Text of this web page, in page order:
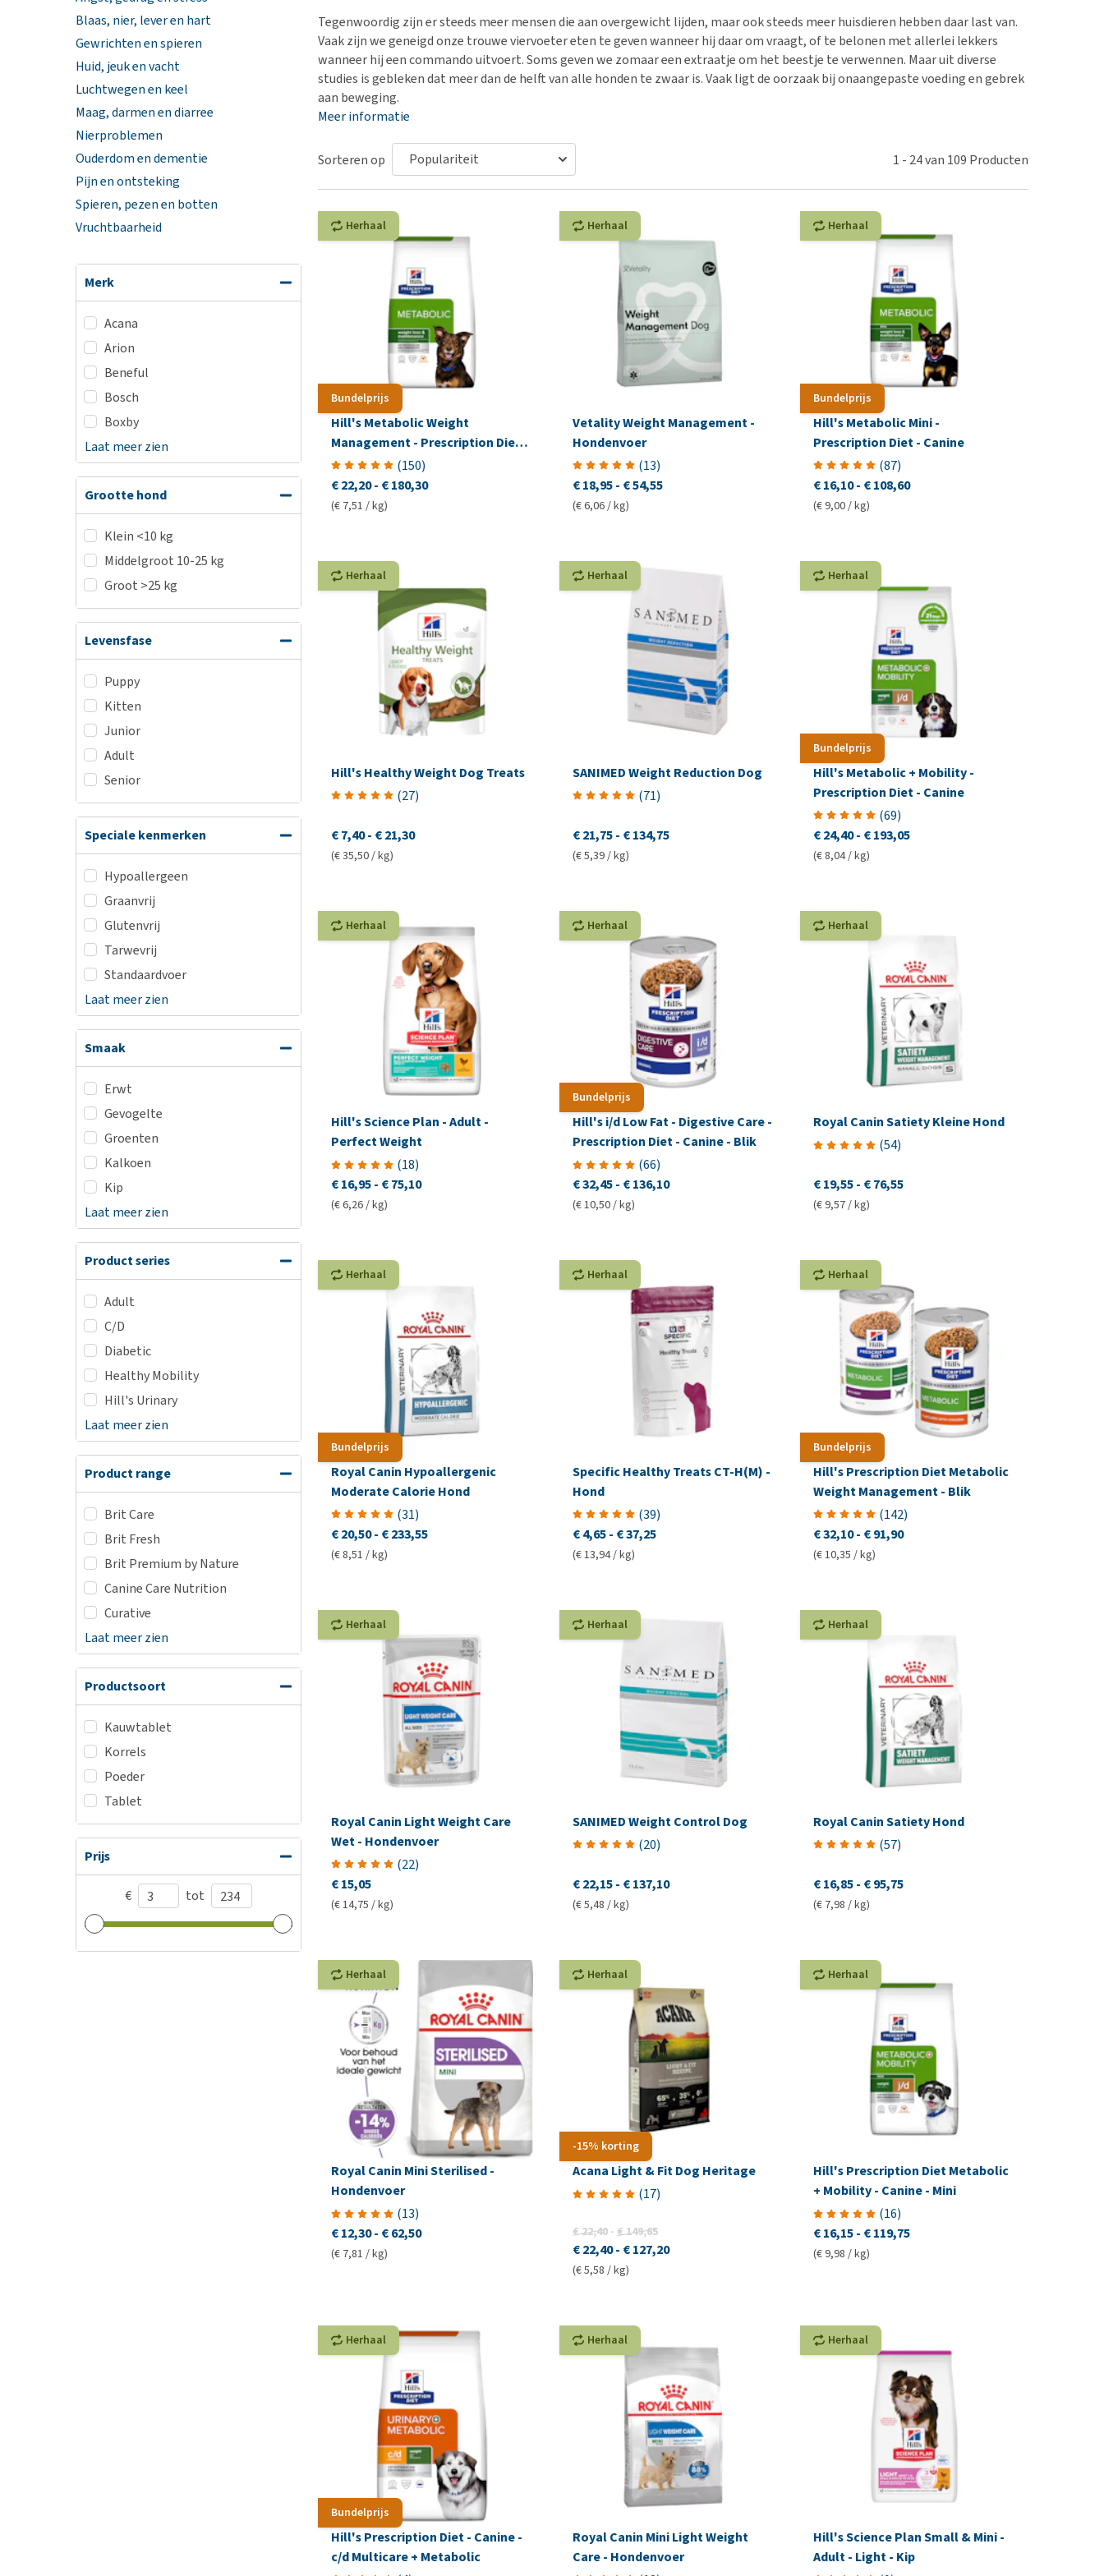
Biologisch hondenvoer
Vegan hondenvoer
Bekijk alles
Bench
Op reis en onderweg
Puppy benodigdheden
Bekijk alles
Ouderdom en dementie
Overgewicht en conditie
Spieren, pezen en botten
Blaas, nier, lever en hart
Gewrichten en spieren
Huid, jeuk en vacht
Luchtwegen en keel
Maag, darmen en diarree
Nierproblemen
Ouderdom en dementie
Pijn en ontsteking
Spieren, pezen en botten
Vruchtbaarheid
Merk
Acana
Arion
Beneful
Bosch
Boxby
Laat meer zien
Grootte hond
Klein <10 kg
Middelgroot 10-25 kg
Groot >25 kg
Levensfase
Puppy
Kitten
Junior
Adult
Senior
Speciale kenmerken
Hypoallergeen
Graanvrij
Glutenvrij
Tarwevrij
Standaardvoer
Laat meer zien
Smaak
Erwt
Gevogelte
Groenten
Kalkoen
Kip
Laat meer zien
Product series
Adult
C/D
Diabetic
Healthy Mobility
Hill's Urinary
Laat meer zien
Product range
Brit Care
Brit Fresh
Brit Premium by Nature
Canine Care Nutrition
Curative
Laat meer zien
Productsoort
Kauwtablet
Korrels
Poeder
Tablet
Prijs
€ tot
Tegenwoordig zijn er steeds meer mensen die aan overgewicht lijden, maar ook steeds meer huisdieren hebben daar last van.
Vaak zijn we geneigd onze trouwe viervoeter eten te geven wanneer hij daar om vraagt, of te belonen met allerlei lekkers
wanneer hij een commando uitvoert. Soms geven we zomaar een extraatje om het beestje te verwennen. Maar uit diverse
studies is gebleken dat meer dan de helft van alle honden te zwaar is. Vaak ligt de oorzaak bij onaangepaste voeding en gebrek
aan beweging.
Meer informatie
Sorteren op 1 - 24van 109 Producten
Bundelprijs
Herhaal
Hill's Metabolic Weight
Management - Prescription Diet -
Canine
(150)
€ 22,20- € 180,30
(€ 7,51 / kg)
Herhaal
Vetality Weight Management -
Hondenvoer
(13)
€ 18,95 - € 54,55
(€ 6,06 / kg)
Bundelprijs
Herhaal
Hill's Metabolic Mini -
Prescription Diet - Canine
(87)
€ 16,10- € 108,60
(€ 9,00 / kg)
Herhaal
Hill's Healthy Weight Dog Treats
(27)
€ 7,40- € 21,30
(€ 35,50 / kg)
Herhaal
SANIMED Weight Reduction Dog
(71)
€ 21,75 - € 134,75
(€ 5,39 / kg)
Bundelprijs
Herhaal
Hill's Metabolic + Mobility -
Prescription Diet - Canine
(69)
€ 24,40- € 193,05
(€ 8,04 / kg)
Herhaal
Hill's Science Plan - Adult -
Perfect Weight
(18)
€ 16,95- € 75,10
(€ 6,26 / kg)
Bundelprijs
Herhaal
Hill's i/d Low Fat - Digestive Care -
Prescription Diet - Canine - Blik
(66)
€ 32,45 - € 136,10
(€ 10,50 / kg)
Herhaal
Royal Canin Satiety Kleine Hond
(54)
€ 19,55- € 76,55
(€ 9,57 / kg)
Bundelprijs
Herhaal
Royal Canin Hypoallergenic
Moderate Calorie Hond
(31)
€ 20,50- € 233,55
(€ 8,51 / kg)
Herhaal
Specific Healthy Treats CT-H(M) -
Hond
(39)
€ 4,65 - € 37,25
(€ 13,94 / kg)
Bundelprijs
Herhaal
Hill's Prescription Diet Metabolic
Weight Management - Blik
(142)
€ 32,10- € 91,90
(€ 10,35 / kg)
Herhaal
Royal Canin Light Weight Care
Wet - Hondenvoer
(22)
€ 15,05
(€ 14,75 / kg)
Herhaal
SANIMED Weight Control Dog
(20)
€ 22,15 - € 137,10
(€ 5,48 / kg)
Herhaal
Royal Canin Satiety Hond
(57)
€ 16,85- € 95,75
(€ 7,98 / kg)
Herhaal
Royal Canin Mini Sterilised -
Hondenvoer
(13)
€ 12,30- € 62,50
(€ 7,81 / kg)
-15% korting
Herhaal
Acana Light & Fit Dog Heritage
(17)
€ 22,40 - € 149,65
€ 22,40 - € 127,20
(€ 5,58 / kg)
Herhaal
Hill's Prescription Diet Metabolic
+ Mobility - Canine - Mini
(16)
€ 16,15- € 119,75
(€ 9,98 / kg)
Bundelprijs
Herhaal
Hill's Prescription Diet - Canine -
c/d Multicare + Metabolic
Herhaal
Royal Canin Mini Light Weight
Care - Hondenvoer
Herhaal
Hill's Science Plan Small & Mini -
Adult - Light - Kip